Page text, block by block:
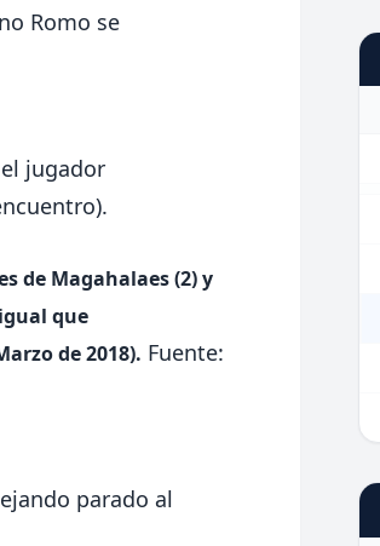
Romo se
jugador
de Magahalaes (2) y
que
de 2018). Fuente:
parado al